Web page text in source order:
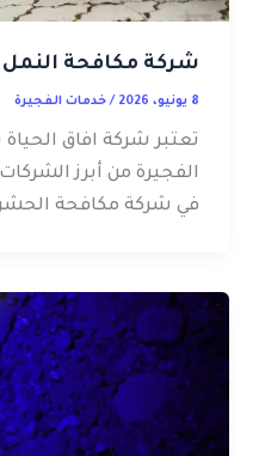
شركة مكافحة النمل
8 يونيو، 2026 /خدمات الفجيرة
تعتبر شركة افاق
الفجيرة من أبرز
في شركة مكافحة